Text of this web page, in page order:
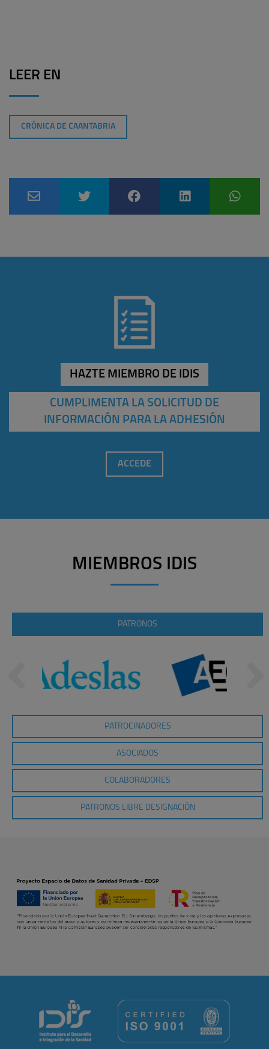
LEER EN
CRÓNICA DE CAANTABRIA
HAZTE MIEMBRO DE IDIS
CUMPLIMENTA LA SOLICITUD DE
INFORMACIÓN PARA LA ADHESIÓN
ACCEDE
MIEMBROS IDIS
PATRONOS
PATROCINADORES
ASOCIADOS
COLABORADORES
PATRONOS LIBRE DESIGNACIÓN